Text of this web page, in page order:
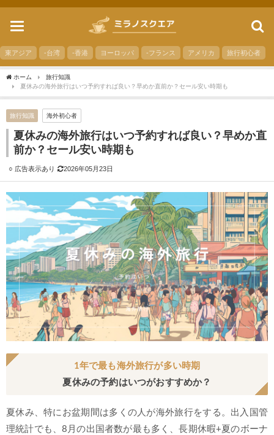
toggle
東アジア -台湾 -香港 ヨーロッパ -フランス アメリカ 旅行初心者
ホーム
旅行知識
夏休みの海外旅行はいつ予約すれば良い？早めか直前か？セール安い時期も
旅行知識 海外初心者
夏休みの海外旅行はいつ予約すれば良い？早めか直
前か？セール安い時期も
2026年05月23日
1年で最も海外旅行が多い時期
夏休みの予約はいつがおすすめか？
夏休み、特にお盆期間は多くの人が海外旅行をする。出入国管
理統計でも、8月の出国者数が最も多く、長期休暇+夏のボーナ